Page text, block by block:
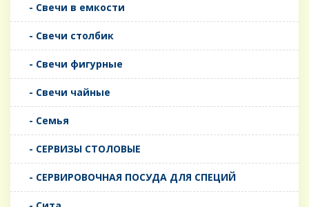
- Свечи в емкости
- Свечи столбик
- Свечи фигурные
- Свечи чайные
- Семья
- СЕРВИЗЫ СТОЛОВЫЕ
- СЕРВИРОВОЧНАЯ ПОСУДА ДЛЯ СПЕЦИЙ